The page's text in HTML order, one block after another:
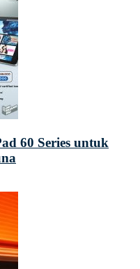
60 Series untuk